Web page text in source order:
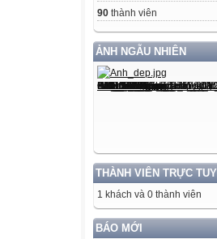
90 thành viên
ẢNH NGẪU NHIÊN
THÀNH VIÊN TRỰC
1 khách và 0 thành viên
BÁO MỚI